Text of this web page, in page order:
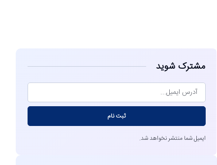
مشترک شوید
ثبت نام
ایمیل شما منتشر نخواهد شد.